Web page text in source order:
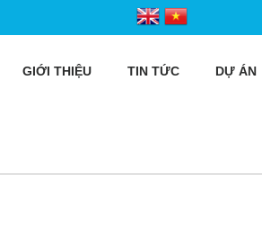
GIỚI THIỆU TIN TỨC DỰ ÁN